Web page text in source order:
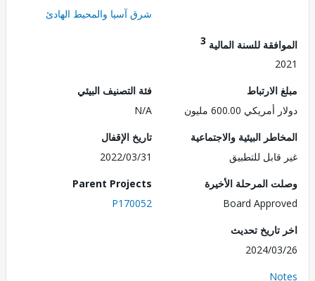
شرق آسيا والمحيط الهادئ
للسنة المالية3
600.00 مليون
فئة التصنيف البيئي
N/A
البيئية والاجتماعية
للتطبيق
تاريخ الإقفال
2022/03/31
المرحلة الأخيرة
Board
Parent Projects
P170052
تحديث
2024/